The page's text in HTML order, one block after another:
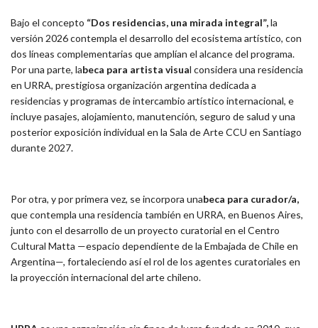
Bajo el concepto “Dos residencias, una mirada integral”,la
versión 2026 contempla el desarrollo del ecosistema artístico, con
dos líneas complementarias que amplían el alcance del programa.
Por una parte, labeca para artista visual considera una residencia
en URRA, prestigiosa organización argentina dedicada a
residencias y programas de intercambio artístico internacional, e
incluye pasajes, alojamiento, manutención, seguro de salud y una
posterior exposición individual en la Sala de Arte CCU en Santiago
durante 2027.
Por otra, y por primera vez, se incorpora unabeca para curador/a,
que contempla una residencia también en URRA, en Buenos Aires,
junto con el desarrollo de un proyecto curatorial en el Centro
Cultural Matta —espacio dependiente de la Embajada de Chile en
Argentina—, fortaleciendo así el rol de los agentes curatoriales en
la proyección internacional del arte chileno.